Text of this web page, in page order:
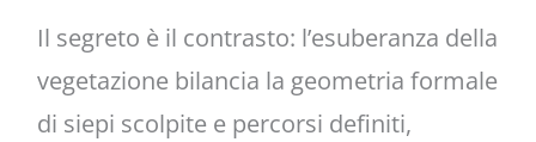
Il segreto è il contrasto: l’esuberanza della
vegetazione bilancia la geometria formale
di siepi scolpite e percorsi definiti,